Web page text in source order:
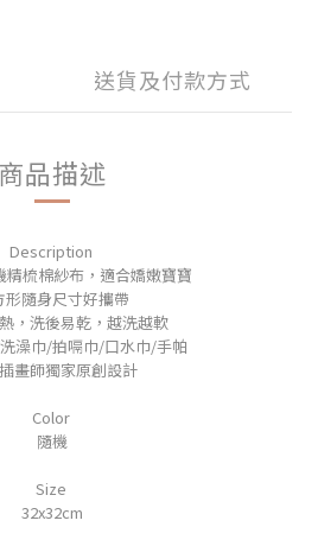
送貨及付款方式
商品描述
Description
精梳棉紗布，適合嬌嫩寶寶
形隨身尺寸好攜帶
，洗後易乾，越洗越軟
澡巾/拍嗝巾/口水巾/手帕
畫師獨家原創設計
Color
隨機
Size
32x32cm